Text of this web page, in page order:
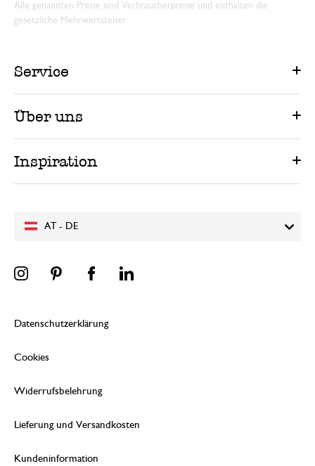
AT - DE
Alle genannten Preise sind Verbraucherpreise und enthalten die
gesetzliche Mehrwertsteuer.
Service
Über uns
Inspiration
Datenschutzerklärung
Cookies
Widerrufsbelehrung
Lieferung und Versandkosten
Kundeninformation